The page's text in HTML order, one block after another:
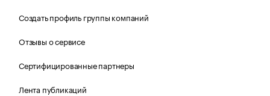
Создать профиль группы компаний
Отзывы о сервисе
Сертифицированные партнеры
Лента публикаций